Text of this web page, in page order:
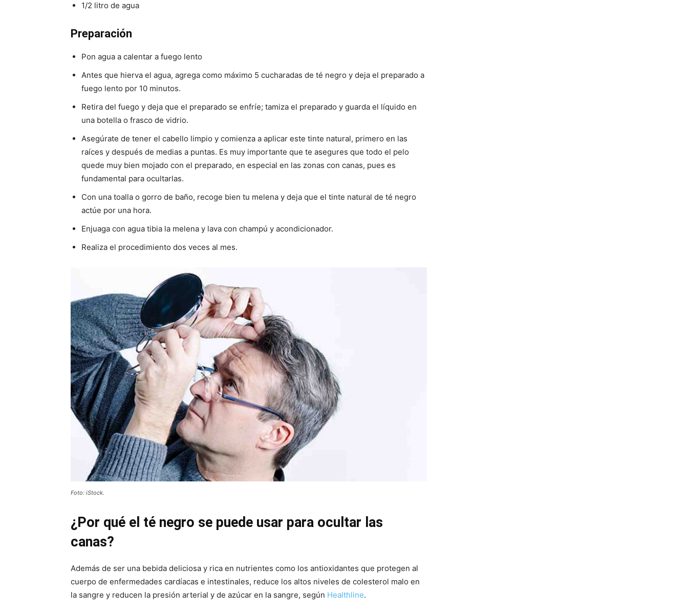
1/2 litro de agua
Preparación
Pon agua a calentar a fuego lento
Antes que hierva el agua, agrega como máximo 5 cucharadas de té negro y deja el preparado a
fuego lento por 10 minutos.
Retira del fuego y deja que el preparado se enfríe; tamiza el preparado y guarda el líquido en
una botella o frasco de vidrio.
Asegúrate de tener el cabello limpio y comienza a aplicar este tinte natural, primero en las
raíces y después de medias a puntas. Es muy importante que te asegures que todo el pelo
quede muy bien mojado con el preparado, en especial en las zonas con canas, pues es
fundamental para ocultarlas.
Con una toalla o gorro de baño, recoge bien tu melena y deja que el tinte natural de té negro
actúe por una hora.
Enjuaga con agua tibia la melena y lava con champú y acondicionador.
Realiza el procedimiento dos veces al mes.
Foto: iStock.
¿Por qué el té negro se puede usar para ocultar las
canas?
Además de ser una bebida deliciosa y rica en nutrientes como los antioxidantes que protegen al
cuerpo de enfermedades cardíacas e intestinales, reduce los altos niveles de colesterol malo en
la sangre y reducen la presión arterial y de azúcar en la sangre, según Healthline.